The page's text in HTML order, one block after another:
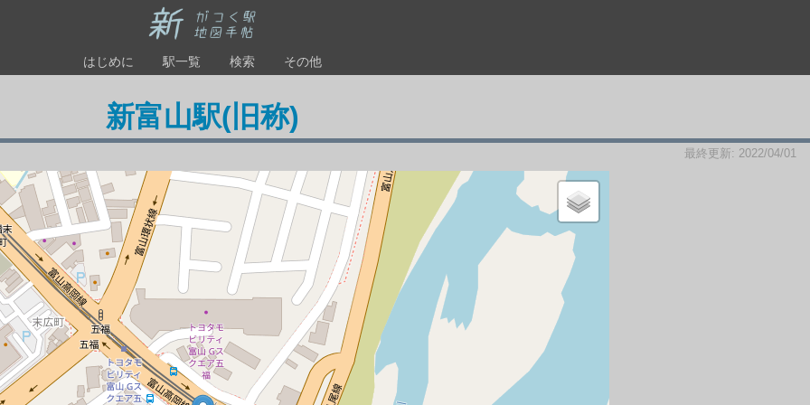
はじめに 駅一覧 検索 その他
新富山駅(旧称)
最終更新: 2022/04/01